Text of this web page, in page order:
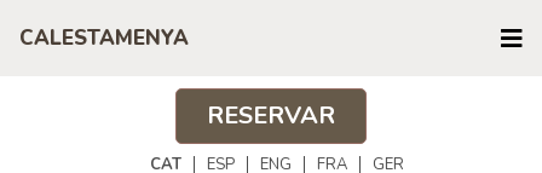
RESERVAR
CAT ESP ENG FRA GER
CALESTAMENYA